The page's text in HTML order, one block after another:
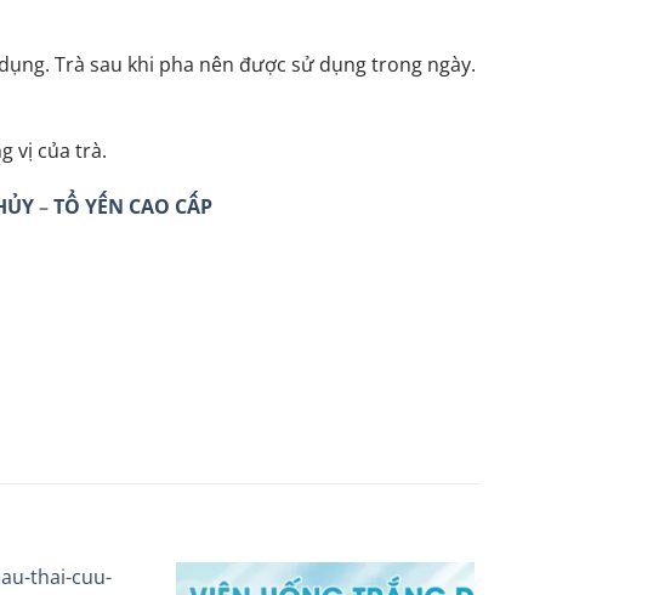
Trà sau khi pha nên được sử dụng trong ngày.
vị của trà.
–TỔ YẾN CAO CẤP